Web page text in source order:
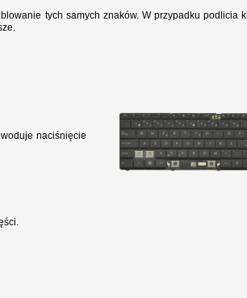
tych samych znaków. W przypadku podlicia
naciśnięcie